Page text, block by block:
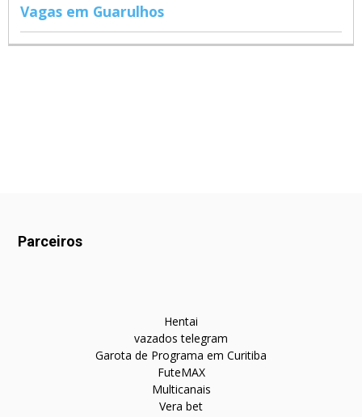
Vagas em Guarulhos
Parceiros
Hentai
vazados telegram
Garota de Programa em Curitiba
FuteMAX
Multicanais
Vera bet